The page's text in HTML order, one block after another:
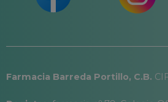
Farmacia Barreda Portillo, C.B.